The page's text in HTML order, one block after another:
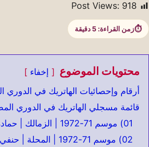
Post Views: 918
زمن القراءة: 5 دقيقة
محتويات الموضوع
إخفاء
أرقام وإحصائيات الهاتريك في الدوري
قائمة مسجلي الهاتريك في الدوري
01) موسم 71-1972 | الزمالك | حماده إمام
02) موسم 71-1972 | المحلة | حنفي هليل